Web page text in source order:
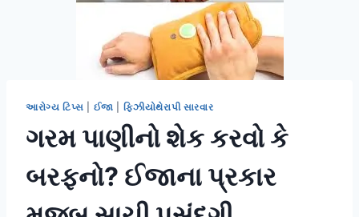
આરોગ્ય ટિપ્સ ઈજા ફિઝીયોથેરાપી સારવાર
ગરમ પાણીનો શેક કરવો કે
બરફનો? ઈજાના પ્રકાર